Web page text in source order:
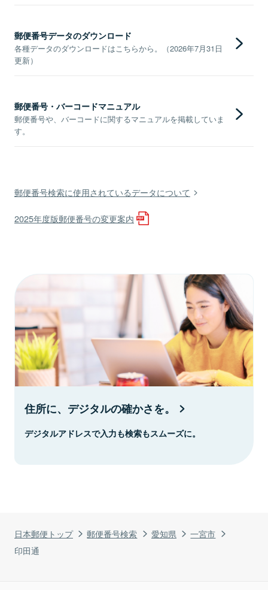
日本郵便トップ 郵便番号検索 愛知県
一宮市
印田通
郵便番号データのダウンロード
各種データのダウンロードはこちらから。（2026年7月31日
更新）
郵便番号・バーコードマニュアル
郵便番号や、バーコードに関するマニュアルを掲載していま
す。
郵便番号検索に使用されているデータについて
2025年度版郵便番号の変更案内
住所に、デジタルの確かさを。
デジタルアドレスで入力も検索もスムーズに。